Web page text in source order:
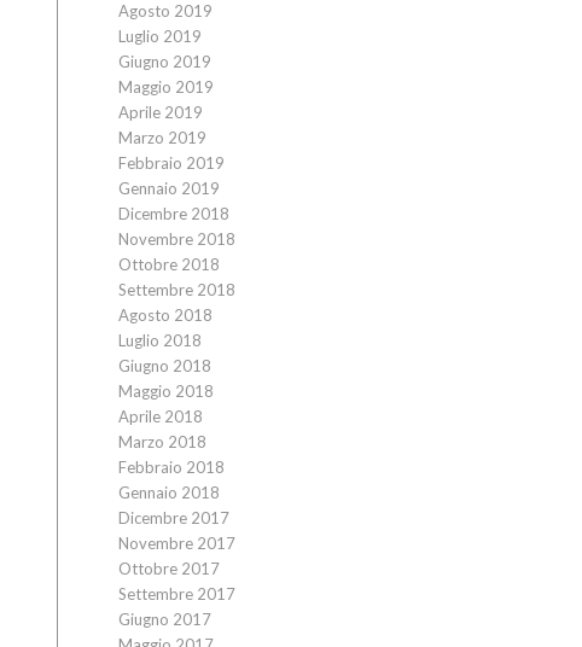
Agosto 2019
Luglio 2019
Giugno 2019
Maggio 2019
Aprile 2019
Marzo 2019
Febbraio 2019
Gennaio 2019
Dicembre 2018
Novembre 2018
Ottobre 2018
Settembre 2018
Agosto 2018
Luglio 2018
Giugno 2018
Maggio 2018
Aprile 2018
Marzo 2018
Febbraio 2018
Gennaio 2018
Dicembre 2017
Novembre 2017
Ottobre 2017
Settembre 2017
Giugno 2017